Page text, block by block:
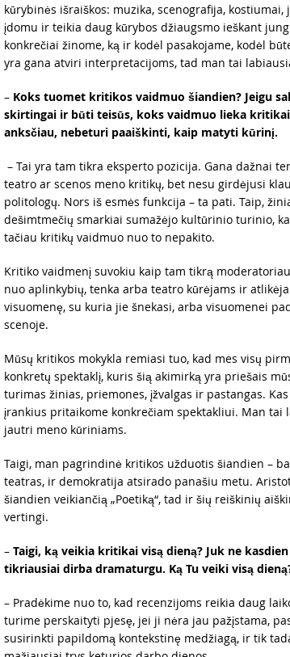
kūrybinės išraiškos: muzika, scenografija,
įdomu ir teikia daug kūrybos džiaugsmo ieškant
konkrečiai žinome, ką ir kodėl pasakojame, kodėl
yra gana atviri interpretacijoms, tad man tai
– Koks tuomet kritikos vaidmuo šiandien? Jeigu
skirtingai ir būti teisūs, koks vaidmuo lieka
anksčiau, nebeturi paaiškinti, kaip matyti kūrinį.
– Tai yra tam tikra eksperto pozicija. Gana dažnai
teatro ar scenos meno kritikų, bet nesu girdėjusi
politologų. Nors iš esmės funkcija – ta pati. Taip,
dešimtmečių smarkiai sumažėjo kultūrinio turinio,
tačiau kritikų vaidmuo nuo to nepakito.
Kritiko vaidmenį suvokiu kaip tam tikrą
nuo aplinkybių, tenka arba teatro kūrėjams ir
visuomenę, su kuria jie šnekasi, arba visuomenei
scenoje.
Mūsų kritikos mokykla remiasi tuo, kad mes visų
konkretų spektaklį, kuris šią akimirką yra priešais
turimas žinias, priemones, įžvalgas ir pastangas.
įrankius pritaikome konkrečiam spektakliui. Man tai
jautri meno kūriniams.
Taigi, man pagrindinė kritikos užduotis šiandien –
teatras, ir demokratija atsirado panašiu metu.
šiandien veikiančią „Poetiką“, tad ir šių reiškinių
vertingi.
– Taigi, ką veikia kritikai visą dieną? Juk ne
tikriausiai dirba dramaturgu. Ką Tu veiki visą
– Pradėkime nuo to, kad recenzijoms reikia daug
turime perskaityti pjesę, jei ji nėra jau pažįstama,
susirinkti papildomą kontekstinę medžiagą, ir tik